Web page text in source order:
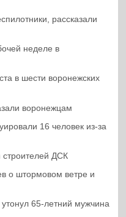
рассказали
неделе в
в шести воронежских
воронежцам
16 человек из-за
строителей ДСК
о штормовом ветре и
65-летний мужчина